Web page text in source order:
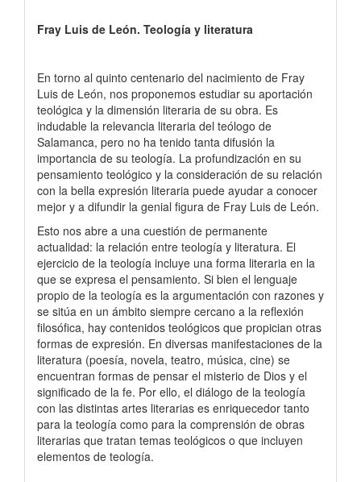
Fray Luis de León. Teología y literatura
En torno al quinto centenario del nacimiento de Fray
Luis de León, nos proponemos estudiar su aportación
teológica y la dimensión literaria de su obra. Es
indudable la relevancia literaria del teólogo de
Salamanca, pero no ha tenido tanta difusión la
importancia de su teología. La profundización en su
pensamiento teológico y la consideración de su relación
con la bella expresión literaria puede ayudar a conocer
mejor y a difundir la genial figura de Fray Luis de León.
Esto nos abre a una cuestión de permanente
actualidad: la relación entre teología y literatura. El
ejercicio de la teología incluye una forma literaria en la
que se expresa el pensamiento. Si bien el lenguaje
propio de la teología es la argumentación con razones y
se sitúa en un ámbito siempre cercano a la reflexión
filosófica, hay contenidos teológicos que propician otras
formas de expresión. En diversas manifestaciones de la
literatura (poesía, novela, teatro, música, cine) se
encuentran formas de pensar el misterio de Dios y el
significado de la fe. Por ello, el diálogo de la teología
con las distintas artes literarias es enriquecedor tanto
para la teología como para la comprensión de obras
literarias que tratan temas teológicos o que incluyen
elementos de teología.